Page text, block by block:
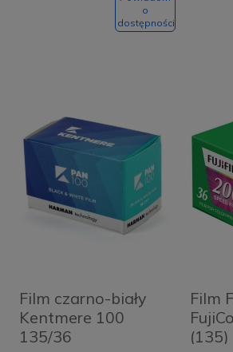
o
dostępności
Film czarno-biały
Kentmere 100
135/36
Film
(135)